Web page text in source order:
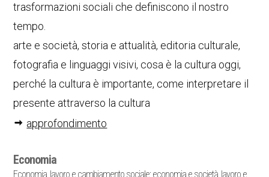
trasformazioni sociali che definiscono il nostro
tempo.
arte e società, storia e attualità, editoria culturale,
fotografia e linguaggi visivi, cosa è la cultura oggi,
perché la cultura è importante, come interpretare il
presente attraverso la cultura
approfondimento
Economia
Economia, lavoro e cambiamento sociale: economia e società, lavoro e